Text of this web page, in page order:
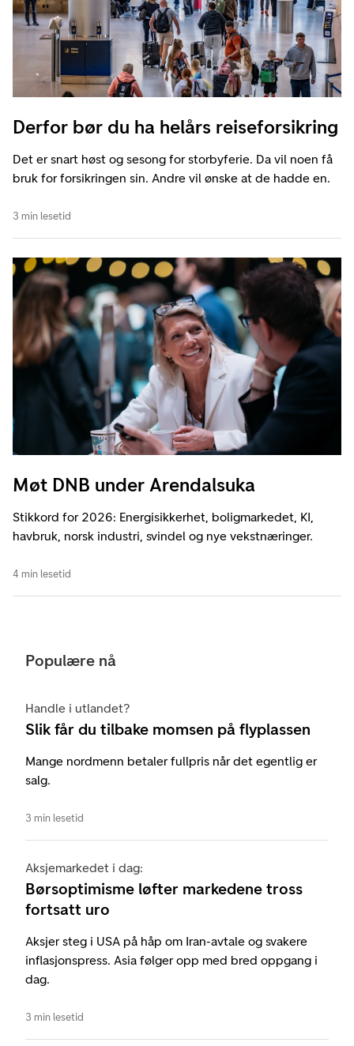
Derfor bør du ha helårs reiseforsikring
Det er snart høst og sesong for storbyferie. Da vil noen få
bruk for forsikringen sin. Andre vil ønske at de hadde en.
3 min lesetid
Møt DNB under Arendalsuka
Stikkord for 2026: Energisikkerhet, boligmarkedet, KI,
havbruk, norsk industri, svindel og nye vekstnæringer.
4 min lesetid
Populære nå
Handle i utlandet?
Slik får du tilbake momsen på flyplassen
Mange nordmenn betaler fullpris når det egentlig er
salg.
3 min lesetid
Aksjemarkedet i dag:
Børsoptimisme løfter markedene tross
fortsatt uro
Aksjer steg i USA på håp om Iran-avtale og svakere
inflasjonspress. Asia følger opp med bred oppgang i
dag.
3 min lesetid